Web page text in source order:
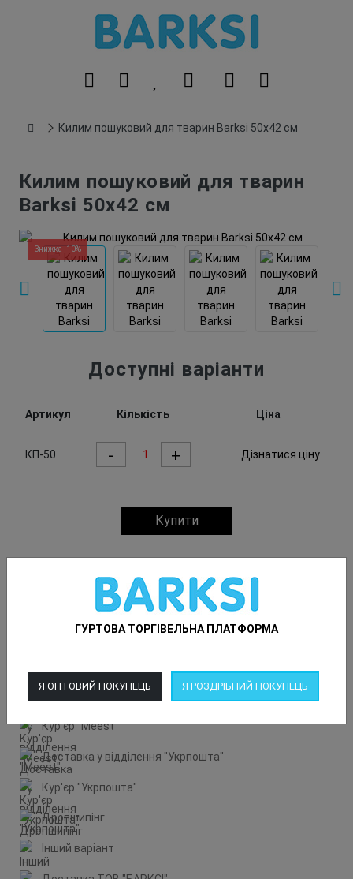
ГУРТОВА ТОРГІВЕЛЬНА ПЛАТФОРМА
Я ОПТОВИЙ ПОКУПЕЦЬ Я РОЗДРІБНИЙ ПОКУПЕЦЬ
Килим пошуковий для тварин Barksi 50х42 см
Килим пошуковий для тварин
Barksi 50х42 см
Знижка -10%
Доступні варіанти
Артикул Кількість Ціна
КП-50 - + Дізнатися ціну
Купити
Доставка
Доставка у відділення "Нова Пошта"
Кур'єр "Нова Пошта"
Доставка у відділення "Meest"
Кур'єр "Meest"
Доставка у відділення "Укрпошта"
Кур'єр "Укрпошта"
Дропшипінг
Інший варіант